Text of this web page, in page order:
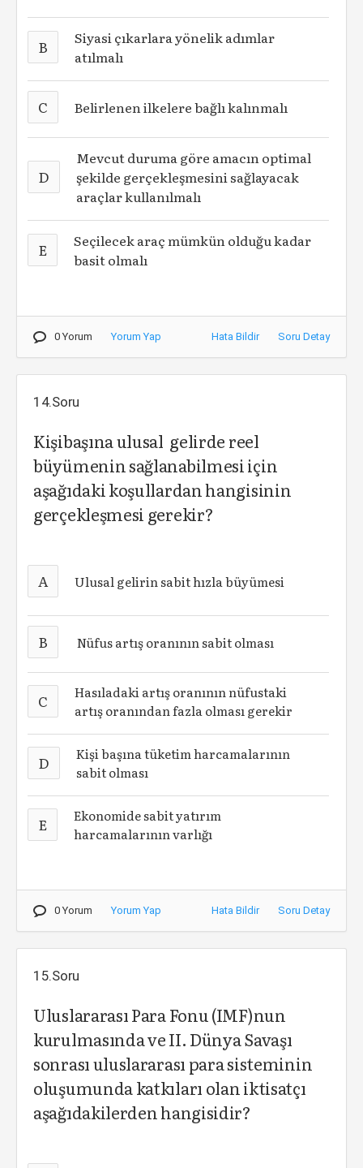
B
Siyasi çıkarlara yönelik adımlar
atılmalı
C Belirlenen ilkelere bağlı kalınmalı
D
Mevcut duruma göre amacın optimal
şekilde gerçekleşmesini sağlayacak
araçlar kullanılmalı
E
Seçilecek araç mümkün olduğu kadar
basit olmalı
0 Yorum Yorum Yap Hata Bildir Soru Detay
14.Soru
Kişibaşına ulusal gelirde reel
büyümenin sağlanabilmesi için
aşağıdaki koşullardan hangisinin
gerçekleşmesi gerekir?
A Ulusal gelirin sabit hızla büyümesi
B Nüfus artış oranının sabit olması
C
Hasıladaki artış oranının nüfustaki
artış oranından fazla olması gerekir
D
Kişi başına tüketim harcamalarının
sabit olması
E
Ekonomide sabit yatırım
harcamalarının varlığı
0 Yorum Yorum Yap Hata Bildir Soru Detay
15.Soru
Uluslararası Para Fonu (IMF)nun
kurulmasında ve II. Dünya Savaşı
sonrası uluslararası para sisteminin
oluşumunda katkıları olan iktisatçı
aşağıdakilerden hangisidir?